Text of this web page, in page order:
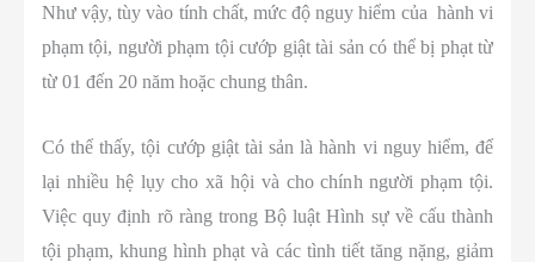
Như vậy, tùy vào tính chất, mức độ nguy hiểm của hành vi
phạm tội, người phạm tội cướp giật tài sản có thể bị phạt từ
từ 01 đến 20 năm hoặc chung thân.
Có thể thấy, tội cướp giật tài sản là hành vi nguy hiểm, để
lại nhiều hệ lụy cho xã hội và cho chính người phạm tội.
Việc quy định rõ ràng trong Bộ luật Hình sự về cấu thành
tội phạm, khung hình phạt và các tình tiết tăng nặng, giảm